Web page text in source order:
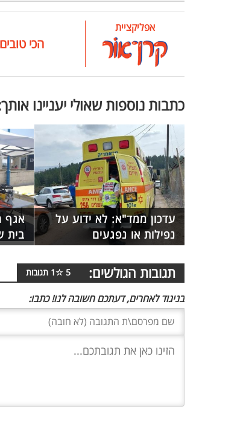
אפליקציית
הכי
כתבות נוספות שאולי יעניינו
עדכון ממד"א: לא ידוע על
נפילות או נפגעים
אגף
בית
תגובות הגולשים: 5
☆
1 תגובות
בניגוד לאחרים, דעתכם חשובה לנו! כתבו: